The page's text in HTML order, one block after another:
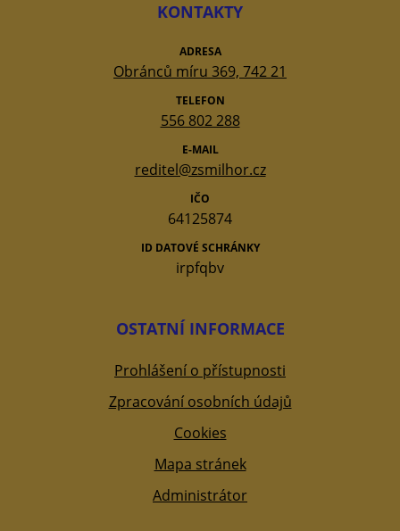
KONTAKTY
ADRESA
Obránců míru 369, 742 21
TELEFON
556 802 288
E-MAIL
reditel@zsmilhor.cz
IČO
64125874
ID DATOVÉ SCHRÁNKY
irpfqbv
OSTATNÍ INFORMACE
Prohlášení o přístupnosti
Zpracování osobních údajů
Cookies
Mapa stránek
Administrátor